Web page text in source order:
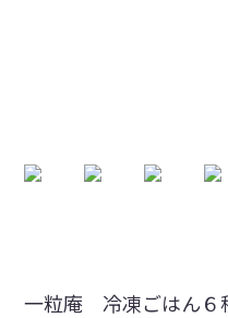
一粒庵 冷凍ごはん６